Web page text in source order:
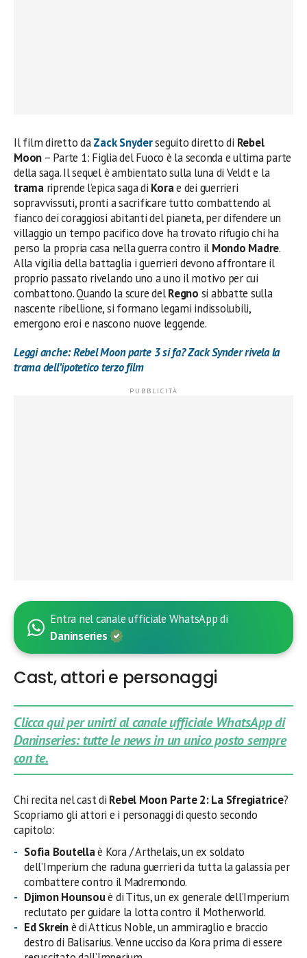
Il film diretto daZack Snyderseguito diretto di Rebel
Moon – Parte 1: Figlia del Fuoco è la seconda e ultima parte
della saga. Il sequel è ambientato sulla luna di Veldt e la
trama riprende l’epica saga di Korae dei guerrieri
sopravvissuti, pronti a sacrificare tutto combattendo al
fianco dei coraggiosi abitanti del pianeta, per difendere un
villaggio un tempo pacifico dove ha trovato rifugio chi ha
perso la propria casa nella guerra contro il Mondo Madre.
Alla vigilia della battaglia i guerrieri devono affrontare il
proprio passato rivelando uno a uno il motivo per cui
combattono. Quando la scure delRegno si abbatte sulla
nascente ribellione, si formano legami indissolubili,
emergono eroi e nascono nuove leggende.
Leggi anche: Rebel Moon parte 3 si fa? Zack Synder rivela la
trama dell’ipotetico terzo film
Entra nel canale ufficiale WhatsApp di
Daninseries
Cast, attori e personaggi
Clicca qui per unirti al canale ufficiale WhatsApp di
Daninseries: tutte le news in un unico posto sempre
con te.
Chi recita nel cast di Rebel Moon Parte 2: La Sfregiatrice?
Scopriamo gli attori e i personaggi di questo secondo
capitolo:
Sofia Boutellaè Kora / Arthelais, un ex soldato
dell’Imperium che raduna guerrieri da tutta la galassia per
combattere contro il Madremondo.
Djimon Hounsouè di Titus, un ex generale dell’Imperium
reclutato per guidare la lotta contro il Motherworld.
Ed Skreinè di Atticus Noble, un ammiraglio e braccio
destro di Balisarius. Venne ucciso da Kora prima di essere